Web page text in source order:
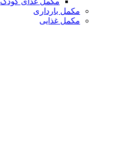
مکمل بارداری
مکمل غذایی